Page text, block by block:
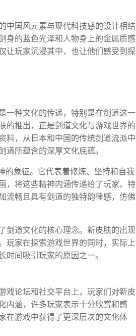
中国风元素与现代科技感的设计相结
身的蓝色光泽和人物身上的金属质感
让玩家沉浸其中，也让他们感受到探
一种文化的传递，特别是在剑道这一
的推出，正是剑道文化与游戏世界的
料，从日本和中国的传统剑道流派中
道所蕴含的深厚文化底蕴。
的象征。它代表着修炼、坚持和自我
，将这些精神内涵传递给了玩家。特
流畅且具有剑道的独特韵律感，仿佛
剑道文化的核心理念。新皮肤的出现
玩家在探索游戏世界的同时，实际上
时间吸引玩家的原因之一。
戏论坛和社交平台上，玩家们对新皮
内涵，许多玩家表示十分欣赏和感
在游戏中获得了更深层次的文化体